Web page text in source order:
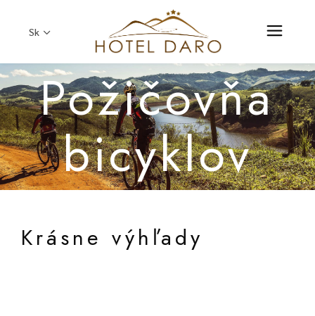
Sk
Požičovňa
bicyklov
Krásne výhľady